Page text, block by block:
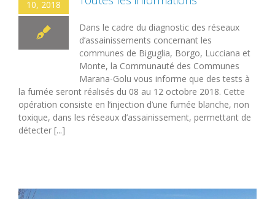
10, 2018
Dans le cadre du diagnostic des réseaux
d’assainissements concernant les
communes de Biguglia, Borgo, Lucciana et
Monte, la Communauté des Communes
Marana-Golu vous informe que des tests à
la fumée seront réalisés du 08 au 12 octobre 2018. Cette
opération consiste en l’injection d’une fumée blanche, non
toxique, dans les réseaux d’assainissement, permettant de
détecter [...]